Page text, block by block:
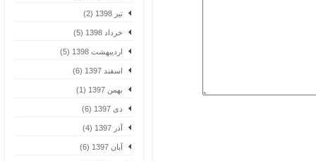
تیر 1398 (2)
خرداد 1398 (5)
اردیبهشت 1398 (5)
اسفند 1397 (6)
بهمن 1397 (1)
دی 1397 (6)
آذر 1397 (4)
آبان 1397 (6)